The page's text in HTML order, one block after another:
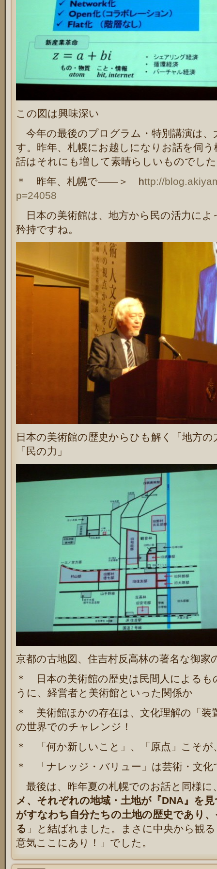
この図は興味深い
今年の最後のプログラム・特別講演は、
す。昨年、札幌にお越しになりお話を伺
話はそれにも増して素晴らしいものでし
＊ 昨年、札幌で――＞ http://
p=24058
日本の美術館は、地方から民の活力に
矜持ですね。
日本の美術館の歴史からひも解く「地方の
「民の力」
京都の古地図、住吉村反高林の著名な御家
＊ 日本の美術館の歴史は民間人によるも
うに、経営者と美術館といった関係か
＊ 美術館ほかの存在は、文化理解の「装
の世界でのチャレンジ！
＊ 「何か新しいこと」、「原点」こそが
＊ 「ナレッジ・バリュー」は芸術・文
最後は、昨年夏の札幌でのお話と同様に
メ、それぞれの地域・土地が『DNA』を
がすなわち自分たちの土地の歴史であり
る 」と結ばれました。まさに中央から観
意気ここにあり！」でした。